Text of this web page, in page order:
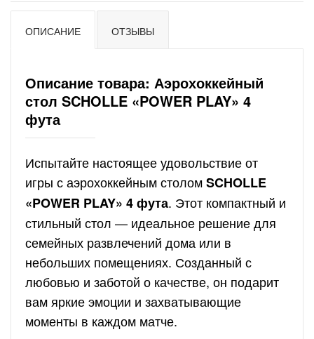
ОПИСАНИЕ ОТЗЫВЫ
Описание товара: Аэрохоккейный
стол SCHOLLE «POWER PLAY» 4
фута
Испытайте настоящее удовольствие от
игры с аэрохоккейным столомSCHOLLE
«POWER PLAY» 4 фута. Этот компактный и
стильный стол — идеальное решение для
семейных развлечений дома или в
небольших помещениях. Созданный с
любовью и заботой о качестве, он подарит
вам яркие эмоции и захватывающие
моменты в каждом матче.